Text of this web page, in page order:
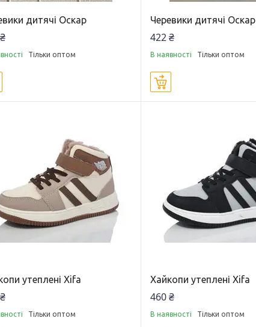
дитячі Оскар
Тільки оптом
Черевики дитячі Оскар
422 ₴
В наявності Тільки оптом
утеплені Xifa
Тільки оптом
Хайкопи утеплені Xifa
460 ₴
В наявності Тільки оптом